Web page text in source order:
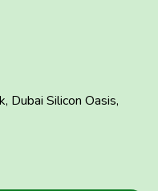
Dubai Silicon Oasis,